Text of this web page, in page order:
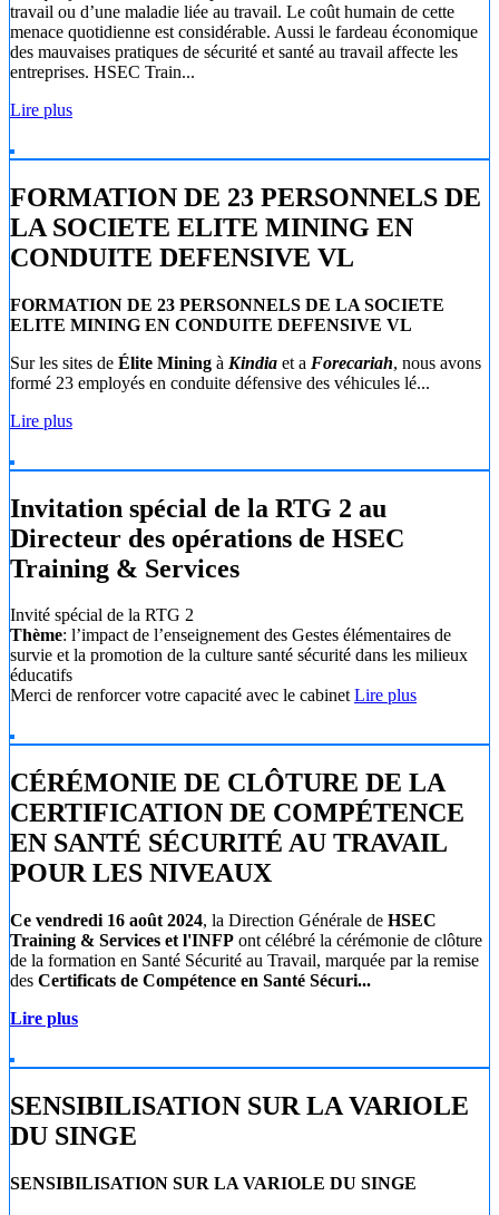
travail ou d’une maladie liée au travail. Le coût humain de cette
menace quotidienne est considérable. Aussi le fardeau économique
des mauvaises pratiques de sécurité et santé au travail affecte les
entreprises. HSEC Train...
Lire plus
FORMATION DE 23 PERSONNELS DE
LA SOCIETE ELITE MINING EN
CONDUITE DEFENSIVE VL
FORMATION DE 23 PERSONNELS DE LA SOCIETE
ELITE MINING EN CONDUITE DEFENSIVE VL
Sur les sites de Élite Mining à Kindia et a Forecariah, nous avons
formé 23 employés en conduite défensive des véhicules lé...
Lire plus
Invitation spécial de la RTG 2 au
Directeur des opérations de HSEC
Training & Services
Invité spécial de la RTG 2
Thème: l’impact de l’enseignement des Gestes élémentaires de
survie et la promotion de la culture santé sécurité dans les milieux
éducatifs
Merci de renforcer votre capacité avec le cabinetLire plus
CÉRÉMONIE DE CLÔTURE DE LA
CERTIFICATION DE COMPÉTENCE
EN SANTÉ SÉCURITÉ AU TRAVAIL
POUR LES NIVEAUX
Ce vendredi 16 août 2024, la Direction Générale de HSEC
Training & Services et l'INFP ont célébré la cérémonie de clôture
de la formation en Santé Sécurité au Travail, marquée par la remise
des Certificats de Compétence en Santé Sécuri...
Lire plus
SENSIBILISATION SUR LA VARIOLE
DU SINGE
SENSIBILISATION SUR LA VARIOLE DU SINGE